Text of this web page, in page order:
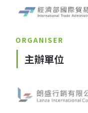
ORGANISER
主辦單位